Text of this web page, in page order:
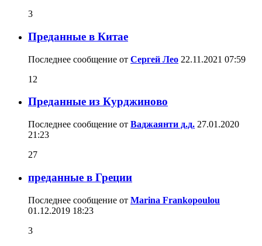
3
Преданные в Китае
Последнее сообщение от Сергей Лео 22.11.2021 07:59
12
Преданные из Курджиново
Последнее сообщение от Ваджаянти д.д. 27.01.2020
21:23
27
преданные в Греции
Последнее сообщение от Marina Frankopoulou
01.12.2019 18:23
3